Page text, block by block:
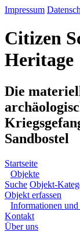
Impressum
Citizen
Heritage
Die
Sandbostel
Startseite
Objekte
Suche Objekt-
Objekt erfassen
Informationen
Kontakt
Über uns